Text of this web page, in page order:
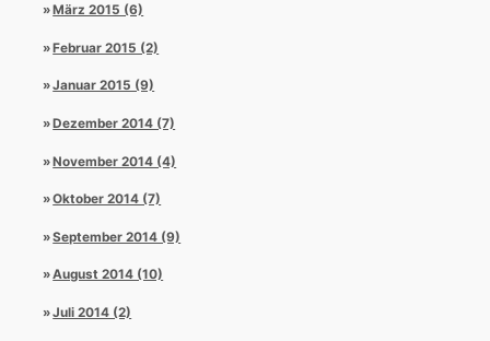
März 2015 (6)
Februar 2015 (2)
Januar 2015 (9)
Dezember 2014 (7)
November 2014 (4)
Oktober 2014 (7)
September 2014 (9)
August 2014 (10)
Juli 2014 (2)